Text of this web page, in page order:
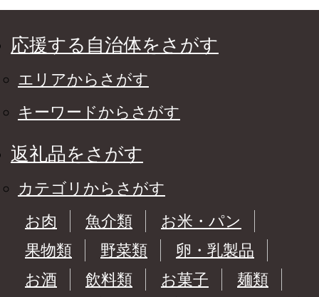
応援する自治体をさがす
エリアからさがす
キーワードからさがす
返礼品をさがす
カテゴリからさがす
お肉
魚介類
お米・パン
果物類
野菜類
卵・乳製品
お酒
飲料類 お菓子
麺類